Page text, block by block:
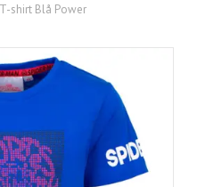
shirt Blå Power